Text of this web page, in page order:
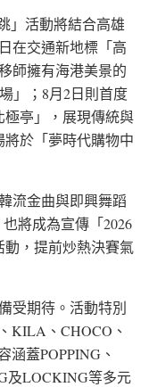
」活動將結合高雄
在交通新地標「高
師擁有海港美景的
」；8月2日則首度
亭」，展現傳統與
於「夢時代購物中
流金曲與即興舞蹈
將成為宣傳「2026
，提前炒熱決賽氣
受期待。活動特別
KILA、CHOCO、
蓋POPPING、
及LOCKING等多元